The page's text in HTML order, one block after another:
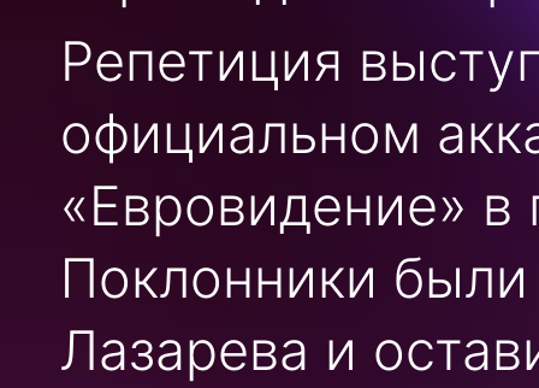
Репетиция
официальном
«Евровидение» в
Поклонники
Лазарева и